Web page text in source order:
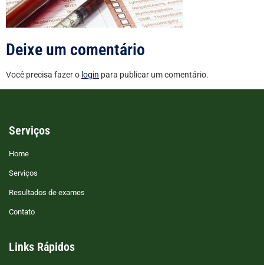
Deixe um comentário
Você precisa fazer o login para publicar um comentário.
Serviços
Home
Serviços
Resultados de exames
Contato
Links Rápidos